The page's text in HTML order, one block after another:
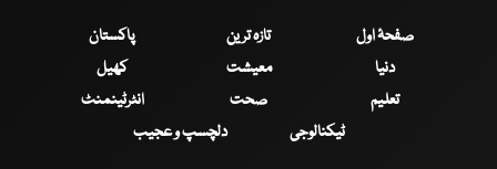
صفحۂ اول تازہ ترین
پاکستان
دنیا
معیشت
کھیل
تعلیم
صحت
انٹرٹینمنٹ
ٹیکنالوجی
دلچسپ و عجیب